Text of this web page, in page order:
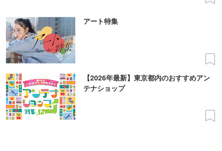
アート特集
【2026年最新】東京都内のおすすめアン
テナショップ